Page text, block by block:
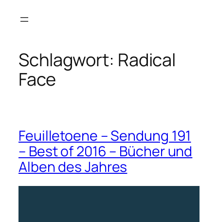
Inhalt
Schlagwort: Radical
Face
Feuilletoene – Sendung 191
– Best of 2016 – Bücher und
Alben des Jahres